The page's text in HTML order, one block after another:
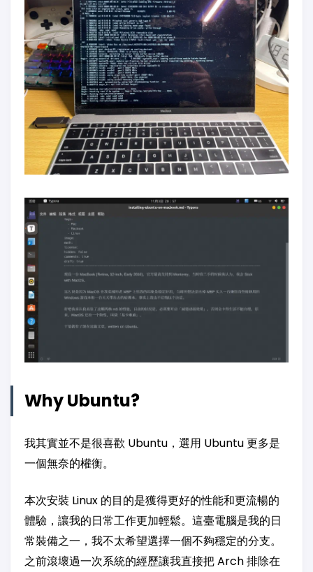
Why Ubuntu?
我其實並不是很喜歡 Ubuntu，選用 Ubuntu 更多是
一個無奈的權衡。
本次安裝 Linux 的目的是獲得更好的性能和更流暢的
體驗，讓我的日常工作更加輕鬆。這臺電腦是我的日
常裝備之一，我不太希望選擇一個不夠穩定的分支。
之前滾壞過一次系統的經歷讓我直接把 Arch 排除在